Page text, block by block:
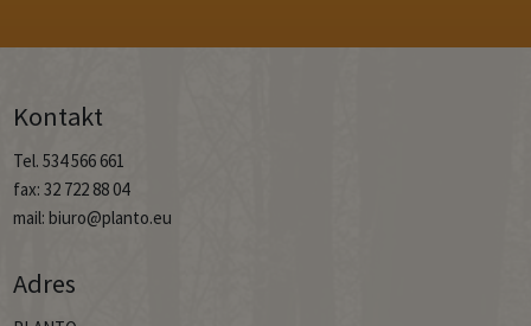
Kontakt
Tel. 534 566 661
fax: 32 722 88 04
mail: biuro@planto.eu
Adres